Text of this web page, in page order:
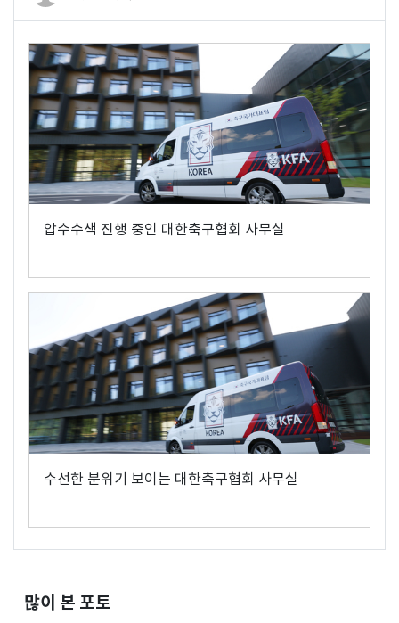
압수수색 진행 중인 대한축구협회 사무실
수선한 분위기 보이는 대한축구협회 사무실
많이 본 포토